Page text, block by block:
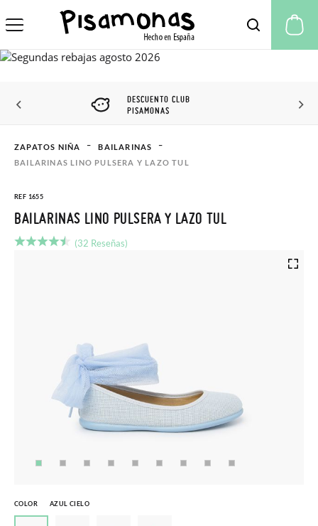
DESCUENTO CLUB
PISAMONAS
ZAPATOS NIÑA
BAILARINAS
BAILARINAS LINO PULSERA Y LAZO TUL
REF 1655
BAILARINAS LINO PULSERA Y LAZO TUL
(32 Reseñas)
COLOR AZUL CIELO